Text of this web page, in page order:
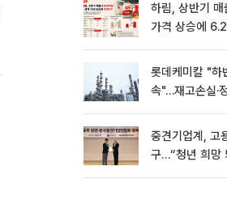
하림, 상반기
가격 상승에
롯데케미칼 "하
속"…재고손실·
중견기업계, 고
구…“청년 희망